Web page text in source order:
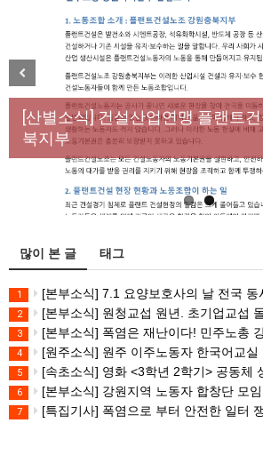
[성명] 막을 수 있었던 죽음, HL만
년노동자 사망사고의 철저한 진상
대책 마련하라
[산별소식] 건설산업연맹 플랜트
북지부
Previous
많이 본 글 태그
1 [본부소식] 7.1 요양보호사의 날 전국 동
2 [본부소식] 원청교섭 원년. 초기업교섭 돌파! 모든 노동자의 노동기본
3 [본부소식] 폭염은 재난이다! 민주노총 강원지역본부
4 [원주소식] 원주 이주노동자 한국어교실
5 [속초소식] 영화 <3학년 2학기> 공동체
6 [본부소식] 강원지역 노동자 합창단 모임
7 [특집기사] 폭염으로 부터 안전한 일터